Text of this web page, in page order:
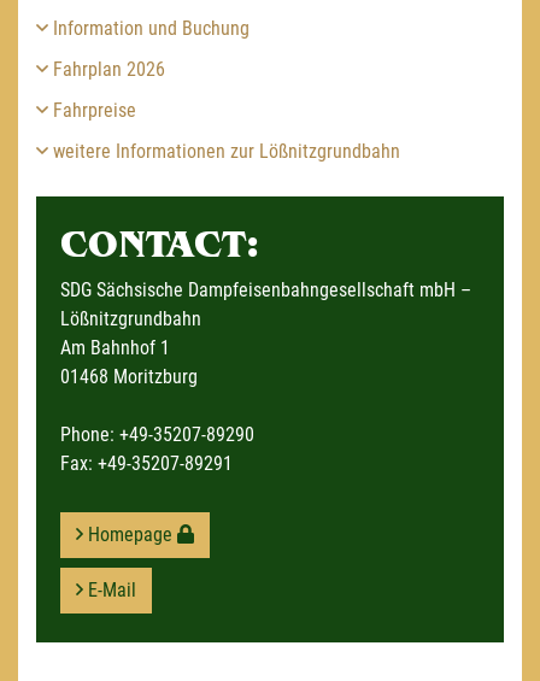
Information und Buchung
Fahrplan 2026
Fahrpreise
weitere Informationen zur Lößnitzgrundbahn
CONTACT:
SDG Sächsische Dampfeisenbahngesellschaft mbH –
Lößnitzgrundbahn
Am Bahnhof 1
01468 Moritzburg
Phone: +49-35207-89290
Fax: +49-35207-89291
Homepage
E-Mail